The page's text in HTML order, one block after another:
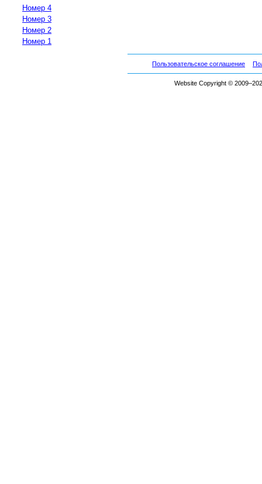
Номер 4
Номер 3
Номер 2
Номер 1
Пользовательское соглашение
Website Copyright ©